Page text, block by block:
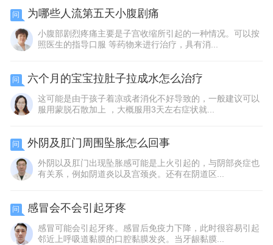
问 为哪些人流第五天小腹剧痛
小腹部剧烈疼痛主要是子宫收缩所引起的一种情况。可以按
照医生的指导口服 等药物来进行治疗，具有消...
问 六个月的宝宝拉肚子拉成水怎么治疗
这可能是由于孩子着凉或者消化不好导致的，一般建议可以
服用蒙脱石散加上 ，大概服用3天左右症状就...
问 外阴及肛门周围坠胀怎么回事
外阴以及肛门出现坠胀感可能是上火引起的，与阴部炎症也
有关系，例如阴道炎以及宫颈炎。还有在阴道区...
问 感冒会不会引起牙疼
感冒可能会引起牙疼。感冒后免疫力下降，此时很容易引起
邻近上呼吸道黏膜的口腔黏膜发炎。当牙龈黏膜...